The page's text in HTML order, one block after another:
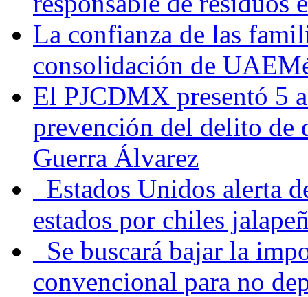
La confianza de las
consolidación de
El PJCDMX presentó 5
prevención del delito de
Guerra Álvarez
Estados Unidos alerta
estados por chiles
Se buscará bajar la
convencional para no